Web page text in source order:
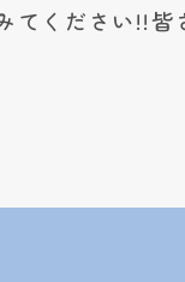
てください!!